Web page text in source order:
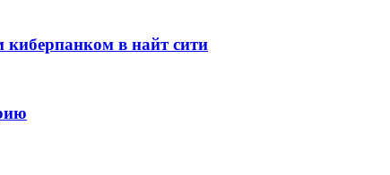
в найт сити